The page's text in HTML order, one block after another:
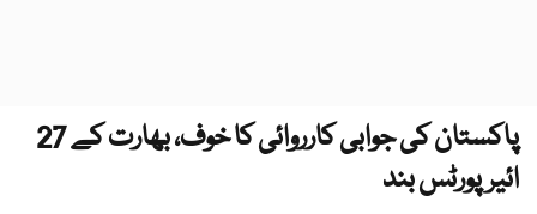
پاکستان کی جوابی کارروائی کا خوف، بھارت کے 27
ائیرپورٹس بند